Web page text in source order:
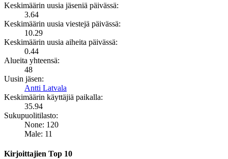
Keskimäärin uusia jäseniä päivässä:
3.64
Keskimäärin uusia viestejä päivässä:
10.29
Keskimäärin uusia aiheita päivässä:
0.44
Alueita yhteensä:
48
Uusin jäsen:
Antti Latvala
Keskimäärin käyttäjiä paikalla:
35.94
Sukupuolitilasto:
None: 120
Male: 11
Kirjoittajien Top 10